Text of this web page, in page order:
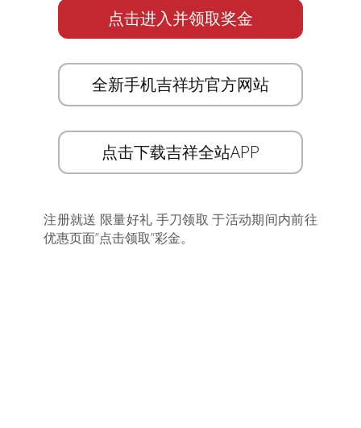
点击进入并领取奖金
全新手机吉祥坊官方网站
点击下载吉祥全站APP
注册就送 限量好礼 手刀领取 于活动期间内前往
优惠页面”点击领取”彩金。